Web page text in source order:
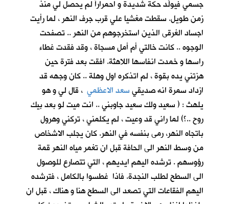
جسمي فيولِّد حكة شديدة و احمراراً لم يحصل لي منذ
زمن طويل. سقطت مغشيا علي قرب جرف النهر ، لما رأيت
اجساد الغرقى الذين استخرجوهم من النهر .. تصفحت
الوجوه .. كانت خالتي أم أمل مسجاة ، وقد فقدت غطاء
راسها و خمدت انفاسها اللاهثة. افقت بعد فترة حين
هزتني يده بقوة ، لم اتذكره اول وهلة .. كان وجهه قد
ازداد سمرة انه صديقيسعد الاعظمي ، قال لي و هو
يلهث : ( سعيد ولك سعيد جاوبني .. انت ميت لو بعد بيك
روح ..؟) لما راني قد وعيت ، لم يكلمني ، تركني وهرول
باتجاه النهر، رمى بنفسه في النهر. كان يجلب الاشخاص
من وسط النهر الى الحافة قبل ان تغمر مياه النهر قمة
رؤوسهم . ترشده اليهم ايديهم ، التي تتصارع للوصول
الى السطح لطلب النجدة. فاذا غطسوا بالكامل ، فترشده
اليهم الفقاعات التي تصعد الى السطح هنا و هناك ، قبل ان